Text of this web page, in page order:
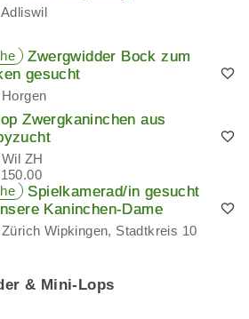
Zwergwidder Bock zum
gesucht
Zwergkaninchen aus
ZH
Spielkamerad/in gesucht
Kaninchen-Dame
Wipkingen, Stadtkreis 10
& Mini-Lops